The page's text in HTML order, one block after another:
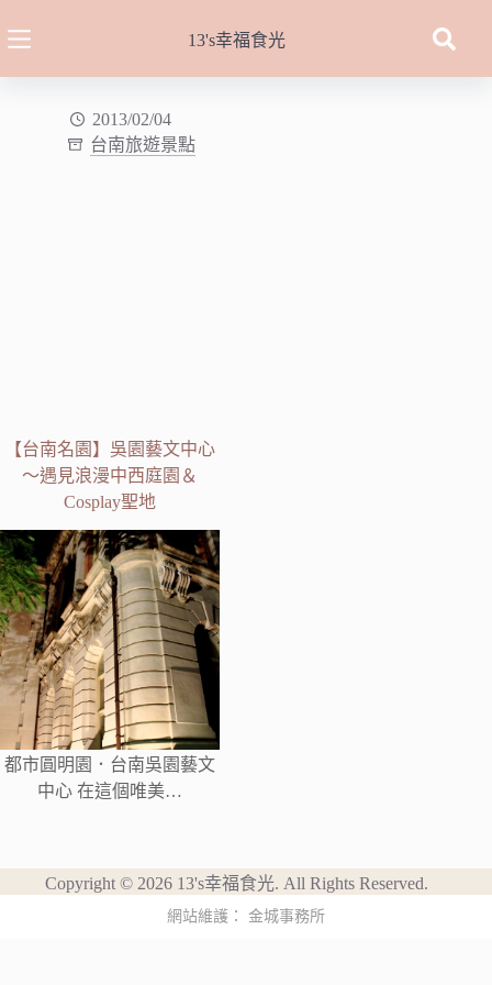
至
13's幸福食光
2013/02/04
台南旅遊景點
【台南名園】吳園藝文中心
～遇見浪漫中西庭園＆
Cosplay聖地
都市圓明園．台南吳園藝文
中心 在這個唯美…
Copyright © 2026 13's幸福食光. All Rights Reserved.
網站維護： 金城事務所